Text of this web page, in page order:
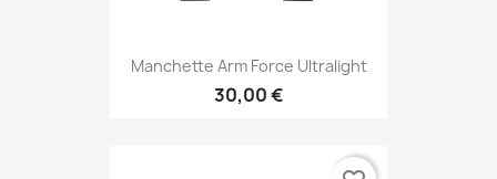
Manchette Arm Force Ultralight
30,00 €